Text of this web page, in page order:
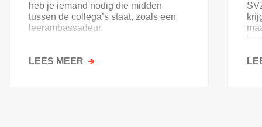
heb je iemand nodig die midden
tussen de collega’s staat, zoals een
leerambassadeur.
LEES MEER OVER